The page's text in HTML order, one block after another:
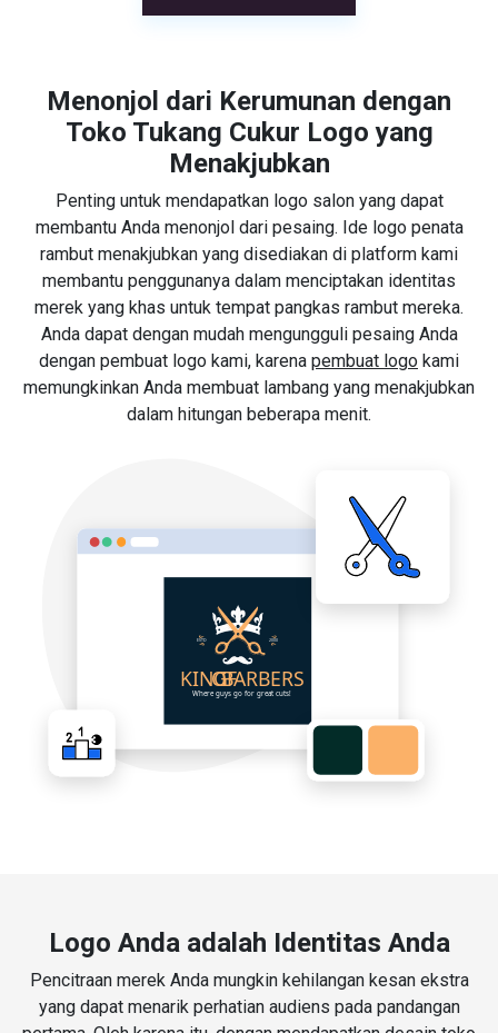
Menonjol dari Kerumunan dengan
Toko Tukang Cukur Logo yang
Menakjubkan
Penting untuk mendapatkan logo salon yang dapat
membantu Anda menonjol dari pesaing. Ide logo penata
rambut menakjubkan yang disediakan di platform kami
membantu penggunanya dalam menciptakan identitas
merek yang khas untuk tempat pangkas rambut mereka.
Anda dapat dengan mudah mengungguli pesaing Anda
dengan pembuat logo kami, karena pembuat logo kami
memungkinkan Anda membuat lambang yang menakjubkan
dalam hitungan beberapa menit.
Logo Anda adalah Identitas Anda
Pencitraan merek Anda mungkin kehilangan kesan ekstra
yang dapat menarik perhatian audiens pada pandangan